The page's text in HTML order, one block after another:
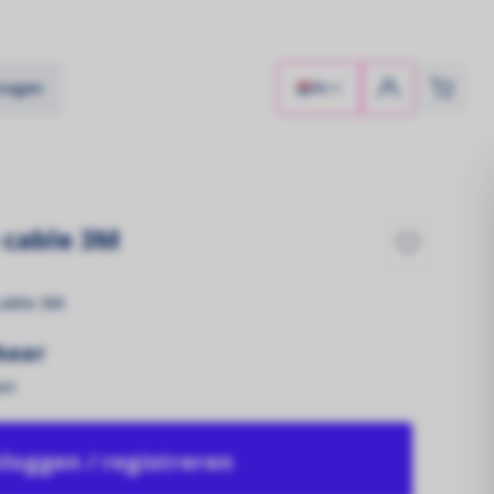
NL
Zonnekracht!
Zonnepanelen
3M
3M
/ registreren